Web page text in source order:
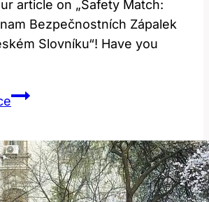
article on „Safety Match:
Bezpečnostních Zápalek
Slovníku“! Have you
Safety
a
význam
bezpečnostních